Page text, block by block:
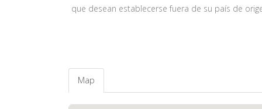
que desean establecerse fuera de su país de
Map